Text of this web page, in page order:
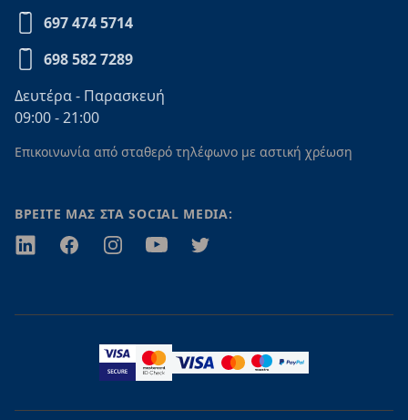
697 474 5714
698 582 7289
Δευτέρα - Παρασκευή
09:00 - 21:00
Επικοινωνία από σταθερό τηλέφωνο με αστική χρέωση
ΒΡΕΙΤΕ ΜΑΣ ΣΤΑ SOCIAL MEDIA:
TwitterFacebookInstagramYoutubeTwitter